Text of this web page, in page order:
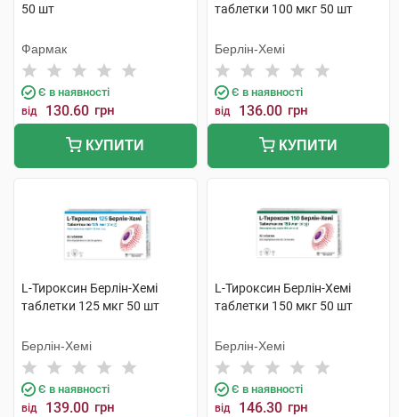
50 шт
Фармак
Є в наявності
від 130.60 грн
КУПИТИ
таблетки 100 мкг 50 шт
Берлін-Хемі
Є в наявності
від 136.00 грн
КУПИТИ
L-Тироксин Берлін-Хемі
таблетки 125 мкг 50 шт
Берлін-Хемі
Є в наявності
від 139.00 грн
L-Тироксин Берлін-Хемі
таблетки 150 мкг 50 шт
Берлін-Хемі
Є в наявності
від 146.30 грн